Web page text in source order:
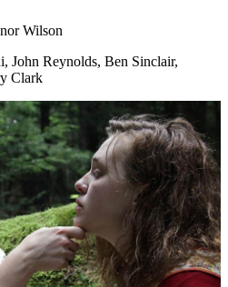
Wilson
John Reynolds, Ben Sinclair,
Clark